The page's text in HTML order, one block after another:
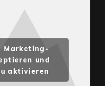
Marketing-
und
aktivieren